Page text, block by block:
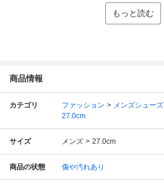
もっと読む
商品情報
カテゴリ ファッション メンズシューズ
27.0cm
サイズ メンズ 27.0cm
商品の状態 傷や汚れあり